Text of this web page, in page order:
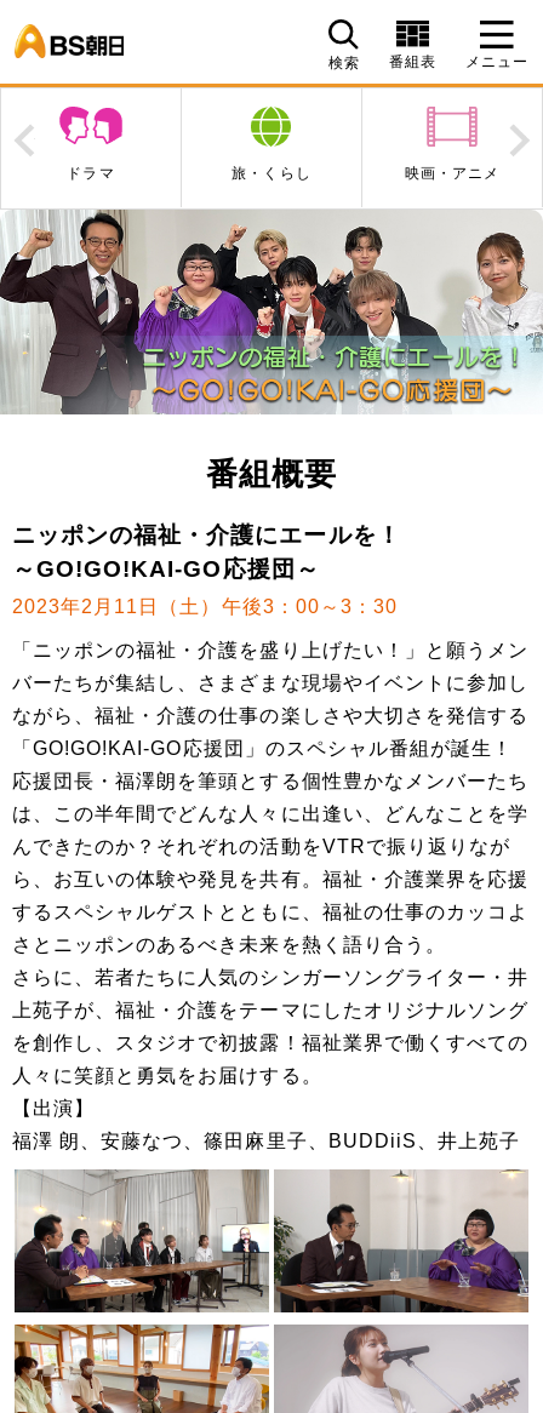
検索 番組表 メニュー
ドラマ 旅・くらし 映画・アニメ
Prev
番組概要
ニッポンの福祉・介護にエールを！
～GO!GO!KAI-GO応援団～
2023年2月11日（土）午後3：00～3：30
「ニッポンの福祉・介護を盛り上げたい！」と願うメン
バーたちが集結し、さまざまな現場やイベントに参加し
ながら、福祉・介護の仕事の楽しさや大切さを発信する
「GO!GO!KAI-GO応援団」のスペシャル番組が誕生！
応援団長・福澤朗を筆頭とする個性豊かなメンバーたち
は、この半年間でどんな人々に出逢い、どんなことを学
んできたのか？それぞれの活動をVTRで振り返りなが
ら、お互いの体験や発見を共有。福祉・介護業界を応援
するスペシャルゲストとともに、福祉の仕事のカッコよ
さとニッポンのあるべき未来を熱く語り合う。
さらに、若者たちに人気のシンガーソングライター・井
上苑子が、福祉・介護をテーマにしたオリジナルソング
を創作し、スタジオで初披露！福祉業界で働くすべての
人々に笑顔と勇気をお届けする。
【出演】
福澤 朗、安藤なつ、篠田麻里子、BUDDiiS、井上苑子